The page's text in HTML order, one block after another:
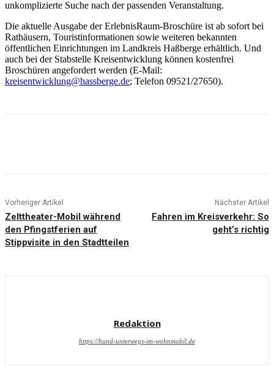
unkomplizierte Suche nach der passenden Veranstaltung.
Die aktuelle Ausgabe der ErlebnisRaum-Broschüre ist ab sofort bei
Rathäusern, Touristinformationen sowie weiteren bekannten
öffentlichen Einrichtungen im Landkreis Haßberge erhältlich. Und
auch bei der Stabstelle Kreisentwicklung können kostenfrei
Broschüren angefordert werden (E-Mail:
kreisentwicklung@hassberge.de; Telefon 09521/27650).
Vorheriger Artikel
Zelttheater-Mobil während
den Pfingstferien auf
Stippvisite in den Stadtteilen
Nächster Artikel
Fahren im Kreisverkehr: So
geht’s richtig
Redaktion
https://hund-unterwegs-im-wohnmobil.de